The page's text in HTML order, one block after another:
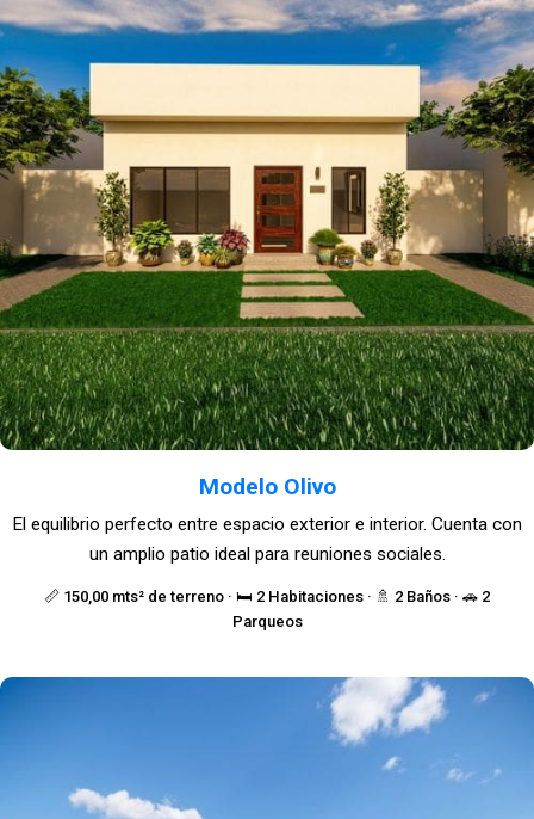
Modelo Olivo
📏 150,00 mts² de terreno · 🛏️ 2 Habitaciones · 🚿 2 Baños · 🚗 2
Parqueos
El equilibrio perfecto entre espacio exterior e interior. Cuenta con
un amplio patio ideal para reuniones sociales.